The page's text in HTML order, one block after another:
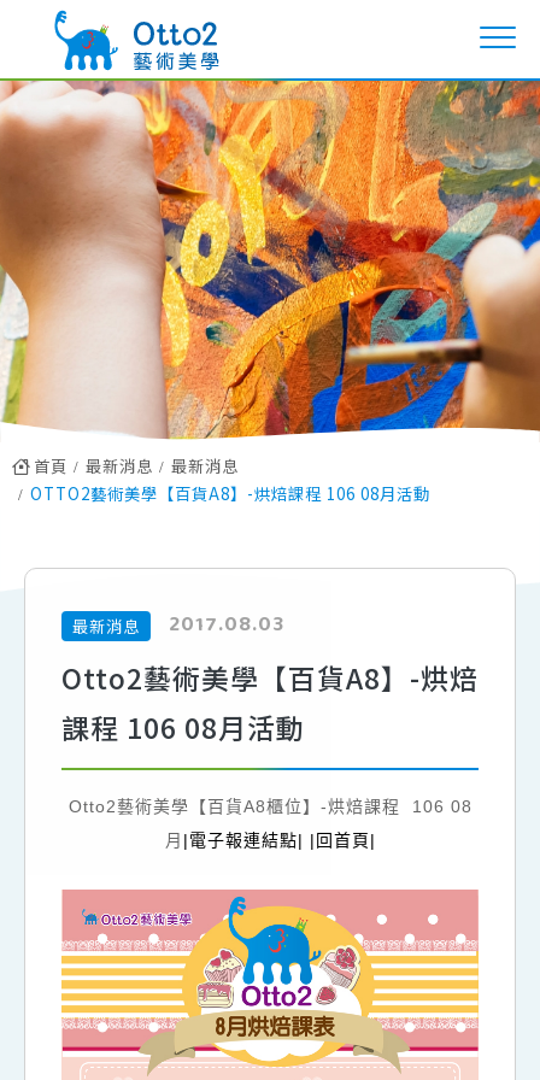
首頁 最新消息
最新消息
OTTO2藝術美學【百貨A8】-烘焙課程 106 08月活動
最新消息 2017.08.03
Otto2藝術美學【百貨A8】-烘焙
課程 106 08月活動
Otto2藝術美學【百貨A8櫃位】-烘焙課程 106 08
月 |電子報連結點| |回首頁|